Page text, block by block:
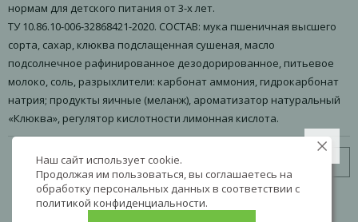
нормам для детского питания от 3-х лет.
ТУ 10.86.10-006-32868421-2020. СОСТАВ: мука пшеничная высшего
сорта, сахар, клюква подслащенная сушеная, масло
подсолнечное рафинированное дезодорированное, питьевое
молоко, соль, разрыхлители: карбонат аммония, гидрокарбонат
натрия; продукты яичные (меланж), ароматизатор натуральный
«Клюква», регулятор кислотности лимонная кислота.
Узнать цену
Наш сайт использует cookie.
Продолжая им пользоваться, вы соглашаетесь на
обработку персональных данных в соответствии с
политикой конфиденциальности.